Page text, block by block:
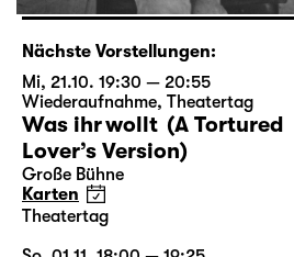
Nächste Vorstellungen:
Mi, 21.10. 19:30 — 20:55
Wiederaufnahme, Theatertag
Was ihr wollt (A Tortured
Lover’s Version)
Große Bühne
Karten
Theatertag